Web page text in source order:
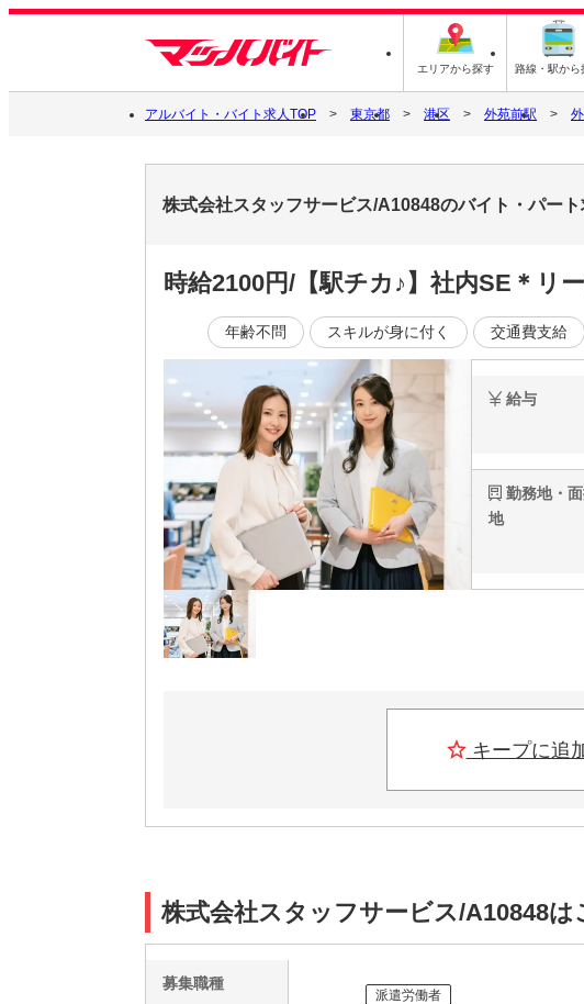
エリアから探す 路線・駅から
アルバイト・バイト求人TOP 東京都 港区 外苑前駅
株式会社スタッフサービス/A10848のバイト・パート
時給2100円/【駅チカ♪】社内SE＊リ
年齢不問 スキルが身に付く 交通費支給
給与
勤務地・
地
キープに追
株式会社スタッフサービス/A10848は
募集職種
派遣労働者